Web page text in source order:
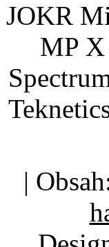
JOKR
MP
|